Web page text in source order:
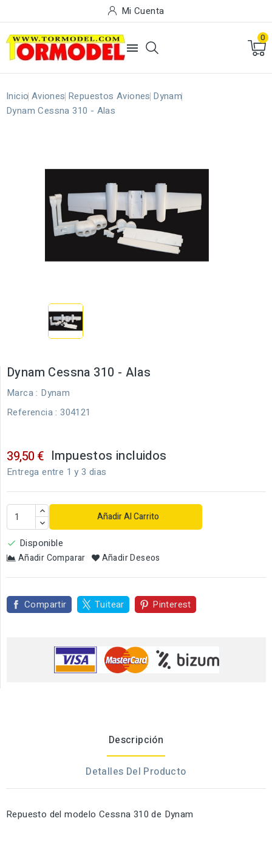
Mi Cuenta

0
Inicio Aviones Repuestos Aviones Dynam
Dynam Cessna 310 - Alas
Dynam Cessna 310 - Alas
Marca : Dynam
Referencia : 304121
39,50 € Impuestos incluidos
Entrega entre 1 y 3 dias
Añadir Al Carrito
 Disponible
Añadir Comparar Añadir Deseos
Compartir Tuitear Pinterest
Descripción
Detalles Del Producto
Repuesto del modelo Cessna 310 de Dynam